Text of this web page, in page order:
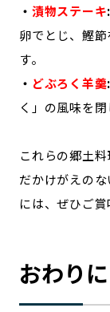
・ 漬物ステーキ:
卵でとじ、鰹
す。
・ どぶろく羊羹:
く」の風味を
これらの郷土
だかけがえの
には、ぜひご賞
おわりに